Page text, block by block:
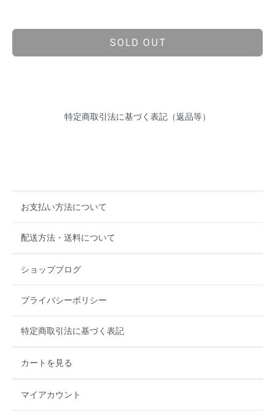
SOLD OUT
特定商取引法に基づく表記（返品等）
お支払い方法について
配送方法・送料について
ショップブログ
プライバシーポリシー
特定商取引法に基づく表記
カートを見る
マイアカウント